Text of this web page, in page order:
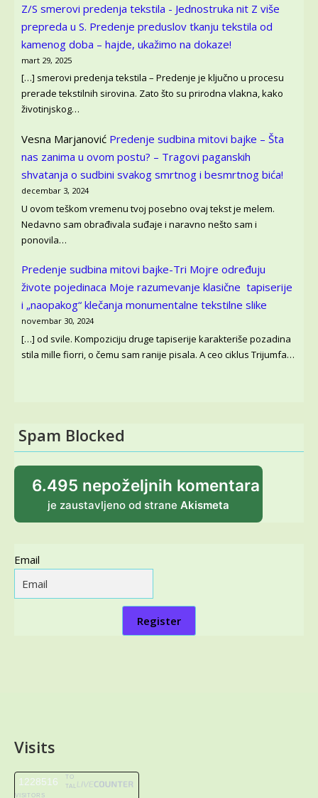
Z/S smerovi predenja tekstila - Jednostruka nit Z više
prepreda u S. Predenje preduslov tkanju tekstila od
kamenog doba – hajde, ukažimo na dokaze!
mart 29, 2025
[…] smerovi predenja tekstila – Predenje je ključno u procesu
prerade tekstilnih sirovina. Zato što su prirodna vlakna, kako
životinjskog…
Vesna Marjanović Predenje sudbina mitovi bajke – Šta
nas zanima u ovom postu? – Tragovi paganskih
shvatanja o sudbini svakog smrtnog i besmrtnog bića!
decembar 3, 2024
U ovom teškom vremenu tvoj posebno ovaj tekst je melem.
Nedavno sam obrađivala suđaje i naravno nešto sam i
ponovila…
Predenje sudbina mitovi bajke-Tri Mojre određuju
živote pojedinaca Moje razumevanje klasične tapiserije
i „naopakog“ klečanja monumentalne tekstilne slike
novembar 30, 2024
[…] od svile. Kompoziciju druge tapiserije karakteriše pozadina
stila mille fiorri, o čemu sam ranije pisala. A ceo ciklus Trijumfa…
Spam Blocked
6.495 nepoželjnih komentara
je zaustavljeno od strane Akismeta
Email
Register
Visits
1228516
TO
TAL
VISITORS